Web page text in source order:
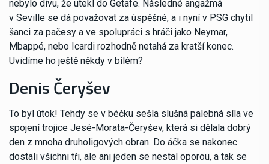
nebylo divu, že utekl do Getafe. Následné angažmá
v Seville se dá považovat za úspěšné, a i nyní v PSG chytil
šanci za pačesy a ve spolupráci s hráči jako Neymar,
Mbappé, nebo Icardi rozhodně netahá za kratší konec.
Uvidíme ho ještě někdy v bílém?
Denis Čeryšev
To byl útok! Tehdy se v béčku sešla slušná palebná síla ve
spojení trojice Jesé-Morata-Čeryšev, která si dělala dobrý
den z mnoha druholigových obran. Do áčka se nakonec
dostali všichni tři, ale ani jeden se nestal oporou, a tak se